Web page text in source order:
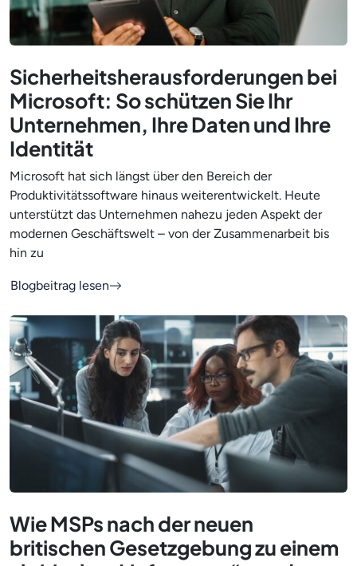
Sicherheitsherausforderungen bei
Microsoft: So schützen Sie Ihr
Unternehmen, Ihre Daten und Ihre
Identität
Microsoft hat sich längst über den Bereich der
Produktivitätssoftware hinaus weiterentwickelt. Heute
unterstützt das Unternehmen nahezu jeden Aspekt der
modernen Geschäftswelt – von der Zusammenarbeit bis
hin zu
Blogbeitrag lesen
Wie MSPs nach der neuen
britischen Gesetzgebung zu einem